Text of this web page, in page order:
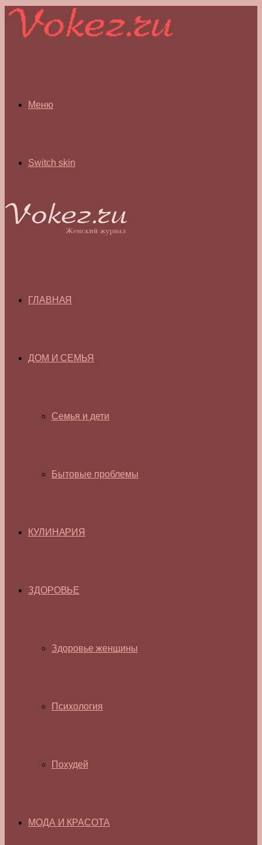
Меню
Switch skin
ГЛАВНАЯ
ДОМ И СЕМЬЯ
Семья и дети
Бытовые проблемы
КУЛИНАРИЯ
ЗДОРОВЬЕ
Здоровье женщины
Психология
Похудей
МОДА И КРАСОТА